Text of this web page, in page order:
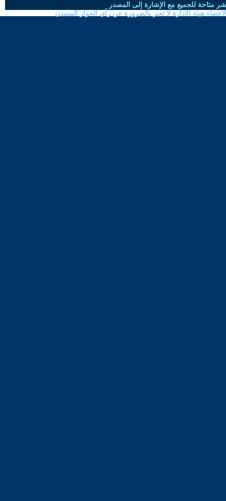
متاحة للجميع مع الإشارة إلى المصدر
هيئة الادارة لا تعبر بالضرورة عن رأي الحوار المتمدن